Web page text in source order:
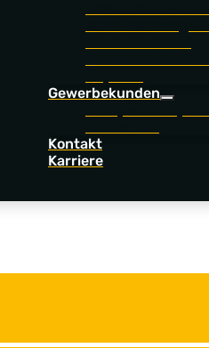
Gewerbekunden
Kontakt
Karriere
Gebrauchtwagen